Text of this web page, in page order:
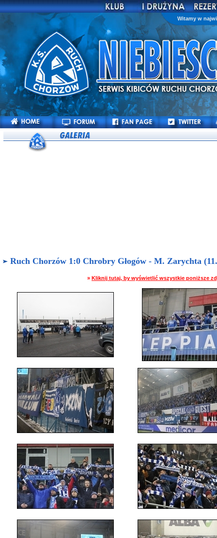
Witamy w
Ruch Chorzów 1:0 Chrobry Głogów - M. Zarychta
» Kliknij tutaj, by wyświetlić wszystkie poniższe